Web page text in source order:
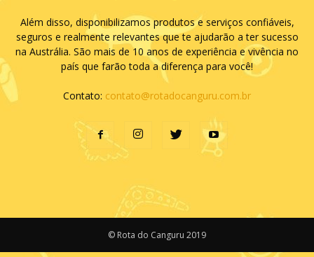
Além disso, disponibilizamos produtos e serviços confiáveis,
seguros e realmente relevantes que te ajudarão a ter sucesso
na Austrália. São mais de 10 anos de experiência e vivência no
país que farão toda a diferença para você!
Contato: contato@rotadocanguru.com.br
© Rota do Canguru 2019